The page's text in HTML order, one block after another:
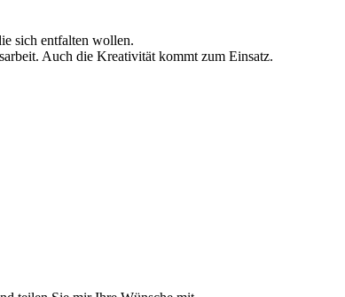
sich entfalten wollen.
Auch die Kreativität kommt zum Einsatz.